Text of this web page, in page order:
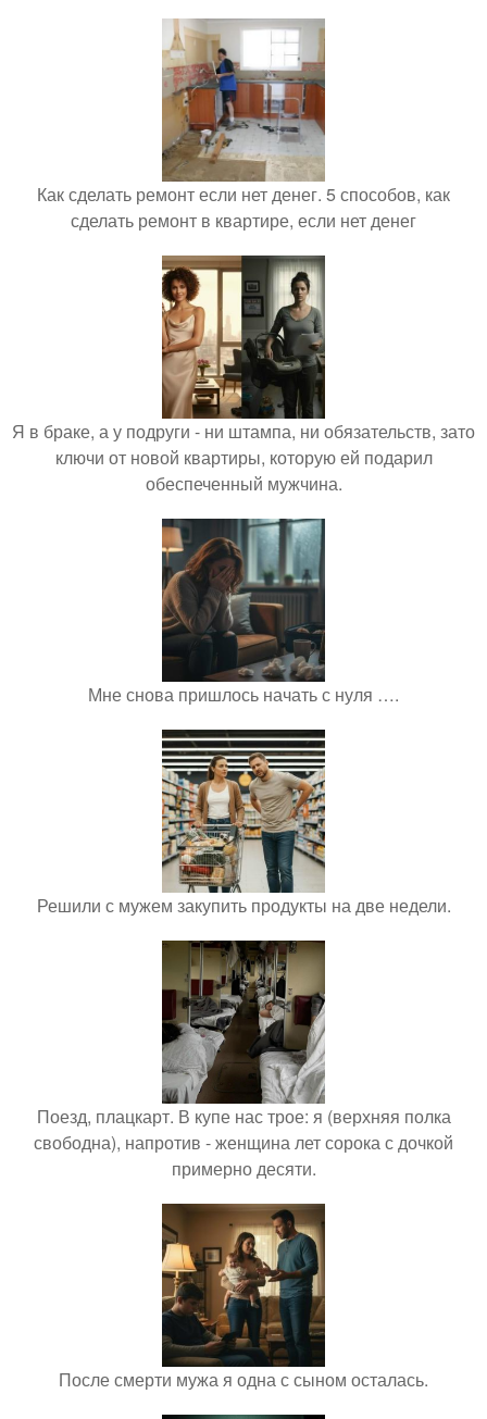
Как сделать ремонт если нет денег. 5 способов, как
сделать ремонт в квартире, если нет денег
Я в браке, а у подруги - ни штампа, ни обязательств, зато
ключи от новой квартиры, которую ей подарил
обеспеченный мужчина.
Мне снова пришлось начать с нуля ….
Решили с мужем закупить продукты на две недели.
Поезд, плацкарт. В купе нас трое: я (верхняя полка
свободна), напротив - женщина лет сорока с дочкой
примерно десяти.
После смерти мужа я одна с сыном осталась.